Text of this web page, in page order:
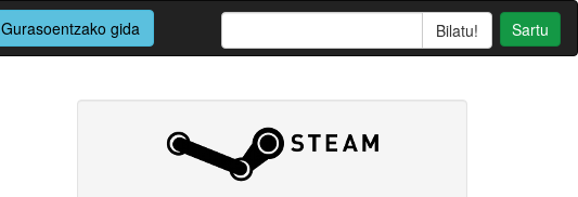
Gurasoentzako gida Sartu